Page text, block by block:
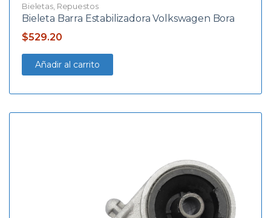
Bieletas, Repuestos
Bieleta Barra Estabilizadora Volkswagen Bora
$529.20
Añadir al carrito